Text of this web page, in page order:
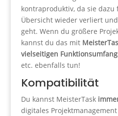
kontraproduktiv, da sie dazu
Übersicht wieder verliert
geht. Wenn du größere
kannst du das mit
vielseitigen
etc. ebenfalls tun!
Kompatibilität
Du kannst MeisterTask
digitales